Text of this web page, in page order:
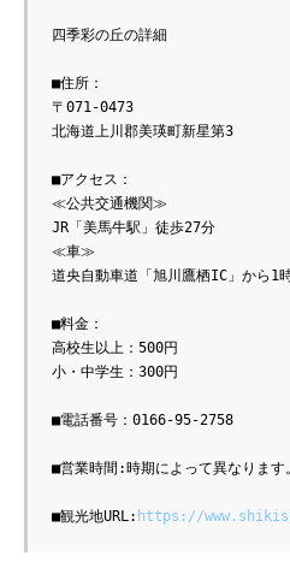
四季彩の丘の詳細
■住所：
〒071-0473
北海道上川郡美瑛町新星第3
■アクセス：
≪公共交通機関≫
JR「美馬牛駅」徒歩27分
≪車≫
道央自動車道「旭川鷹栖IC」から1
■料金：
高校生以上：500円
小・中学生：300円
■電話番号：0166-95-2758
■営業時間:時期によって異なります。
■観光地URL: https://